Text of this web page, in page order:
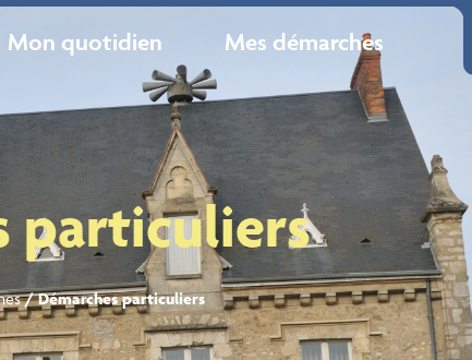
Mon quotidien Mes démarches
particuliers
/Démarches particuliers